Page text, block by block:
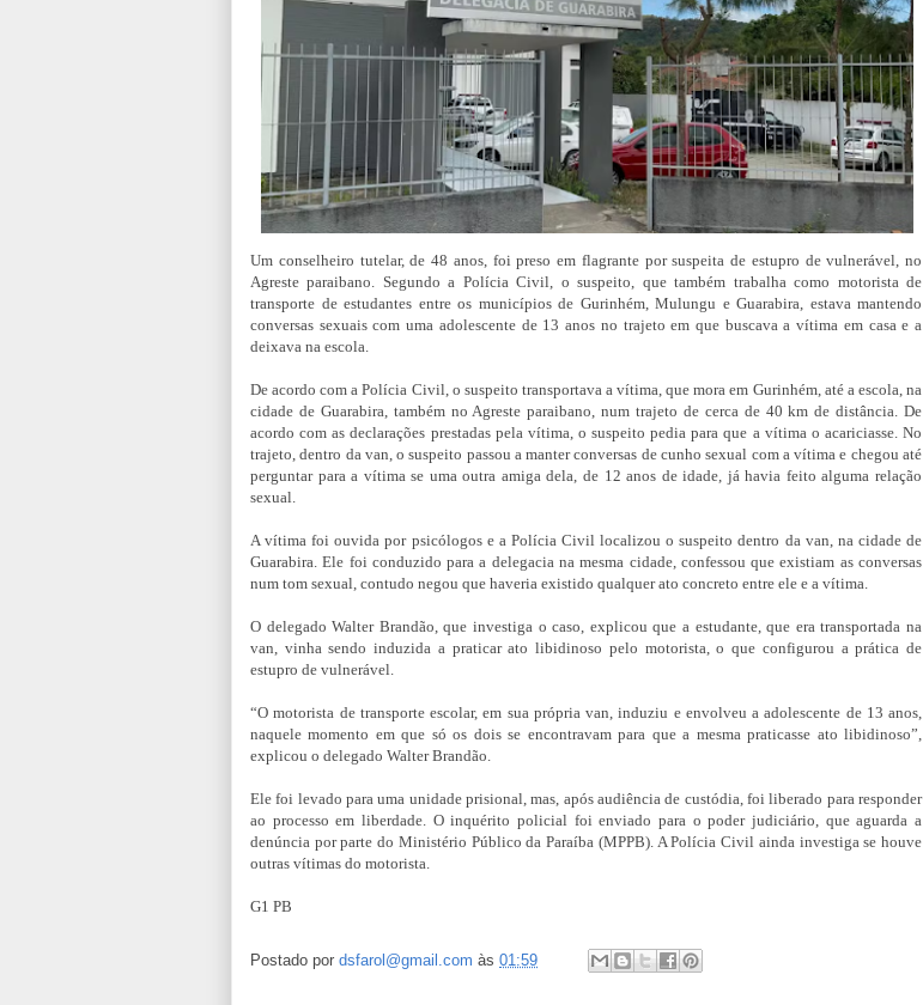
Um conselheiro tutelar, de 48 anos, foi preso em flagrante por suspeita de estupro de vulnerável, no
Agreste paraibano. Segundo a Polícia Civil, o suspeito, que também trabalha como motorista de
transporte de estudantes entre os municípios de Gurinhém, Mulungu e Guarabira, estava mantendo
conversas sexuais com uma adolescente de 13 anos no trajeto em que buscava a vítima em casa e a
deixava na escola.
De acordo com a Polícia Civil, o suspeito transportava a vítima, que mora em Gurinhém, até a escola, na
cidade de Guarabira, também no Agreste paraibano, num trajeto de cerca de 40 km de distância. De
acordo com as declarações prestadas pela vítima, o suspeito pedia para que a vítima o acariciasse. No
trajeto, dentro da van, o suspeito passou a manter conversas de cunho sexual com a vítima e chegou até
perguntar para a vítima se uma outra amiga dela, de 12 anos de idade, já havia feito alguma relação
sexual.
A vítima foi ouvida por psicólogos e a Polícia Civil localizou o suspeito dentro da van, na cidade de
Guarabira. Ele foi conduzido para a delegacia na mesma cidade, confessou que existiam as conversas
num tom sexual, contudo negou que haveria existido qualquer ato concreto entre ele e a vítima.
O delegado Walter Brandão, que investiga o caso, explicou que a estudante, que era transportada na
van, vinha sendo induzida a praticar ato libidinoso pelo motorista, o que configurou a prática de
estupro de vulnerável.
“O motorista de transporte escolar, em sua própria van, induziu e envolveu a adolescente de 13 anos,
naquele momento em que só os dois se encontravam para que a mesma praticasse ato libidinoso”,
explicou o delegado Walter Brandão.
Ele foi levado para uma unidade prisional, mas, após audiência de custódia, foi liberado para responder
ao processo em liberdade. O inquérito policial foi enviado para o poder judiciário, que aguarda a
denúncia por parte do Ministério Público da Paraíba (MPPB). A Polícia Civil ainda investiga se houve
outras vítimas do motorista.
G1 PB
Postado por dsfarol@gmail.com às 01:59